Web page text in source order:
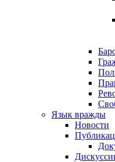
Язык вражды
Новости